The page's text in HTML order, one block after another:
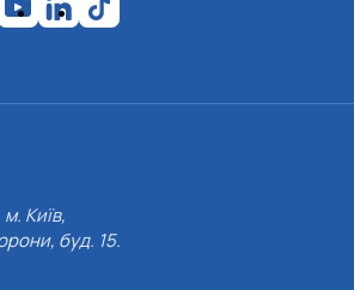
Київ,
буд. 15.